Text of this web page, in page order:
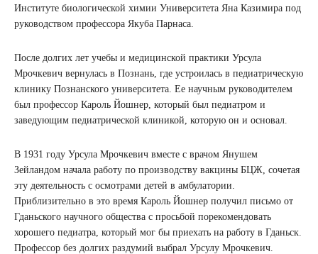
Институте биологической химии Университета Яна Казимира под
руководством профессора Якуба Парнаса.
После долгих лет учебы и медицинской практики Урсула
Мрочкевич вернулась в Познань, где устроилась в педиатрическую
клинику Познанского университета. Ее научным руководителем
был профессор Кароль Йошнер, который был педиатром и
заведующим педиатрической клиникой, которую он и основал.
В 1931 году Урсула Мрочкевич вместе с врачом Янушем
Зейландом начала работу по производству вакцины БЦЖ, сочетая
эту деятельность с осмотрами детей в амбулатории.
Приблизительно в это время Кароль Йошнер получил письмо от
Гданьского научного общества с просьбой порекомендовать
хорошего педиатра, который мог бы приехать на работу в Гданьск.
Профессор без долгих раздумий выбрал Урсулу Мрочкевич.